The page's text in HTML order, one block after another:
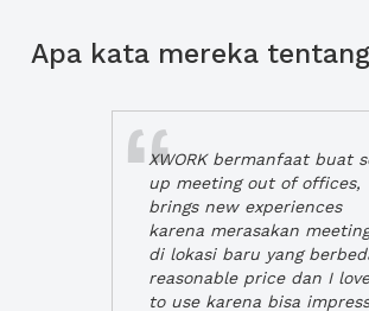
Apa kata mereka tentang
XWORK bermanfaat buat
up meeting out of offices,
brings new experiences
karena merasakan meeting
di lokasi baru yang
reasonable price dan I love
to use karena bisa impress